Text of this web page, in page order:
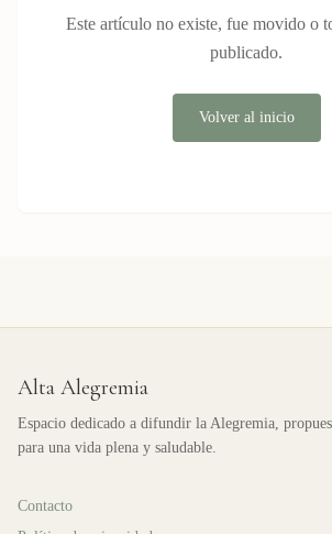
Este artículo no existe, fue movido o
publicado.
Volver al inicio
Alta Alegremia
Espacio dedicado a difundir la Alegremia,
para una vida plena y saludable.
Contacto